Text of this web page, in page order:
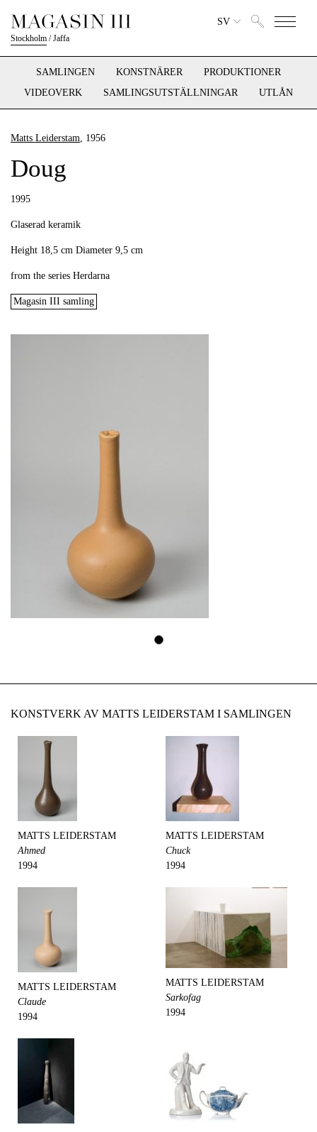
Stockholm /Jaffa
SV
SAMLINGEN KONSTNÄRER
PRODUKTIONER
VIDEOVERK
SAMLINGSUTSTÄLLNINGAR UTLÅN
Matts Leiderstam, 1956
Doug
1995
Glaserad keramik
Height 18,5 cm Diameter 9,5 cm
from the series Herdarna
Magasin III samling
KONSTVERK AV MATTS LEIDERSTAM I SAMLINGEN
MATTS LEIDERSTAM
Ahmed
1994
MATTS LEIDERSTAM
Chuck
1994
MATTS LEIDERSTAM
Claude
1994
MATTS LEIDERSTAM
Sarkofag
1994